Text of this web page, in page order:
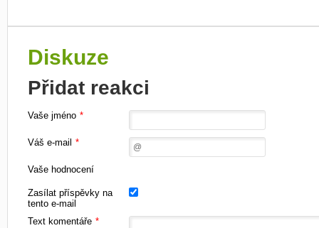
Diskuze
Přidat reakci
Vaše jméno *
Váš e-mail *
Vaše hodnocení
Zasílat příspěvky na
tento e-mail
Text komentáře *